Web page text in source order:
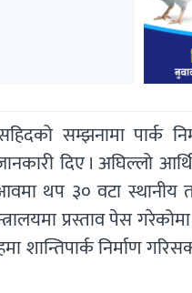
सम्झनामा पार्क
दिए । अघिल्लो
थप ३० वटा स्थानीय
प्रस्ताव पेस
निर्माण